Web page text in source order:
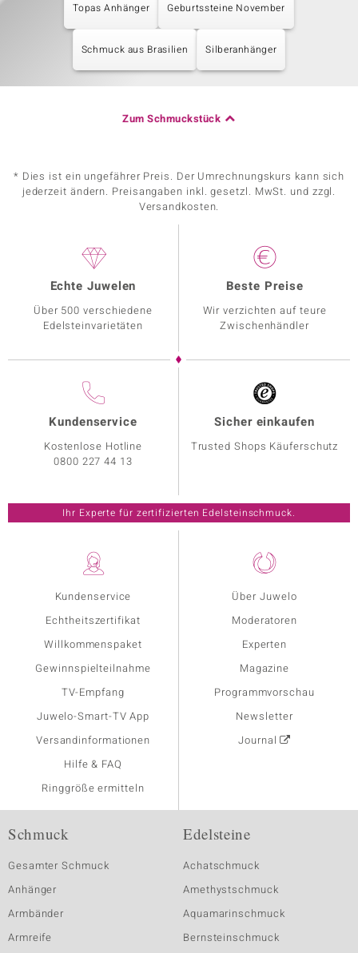
Topas Anhänger Geburtssteine November
Schmuck aus Brasilien Silberanhänger
Zum Schmuckstück
* Dies ist ein ungefährer Preis. Der Umrechnungskurs kann sich
jederzeit ändern. Preisangaben inkl. gesetzl. MwSt. und zzgl.
Versandkosten.
Kundenservice
Echtheitszertifikat
Willkommenspaket
Gewinnspielteilnahme
TV-Empfang
Juwelo-Smart-TV App
Versandinformationen
Hilfe & FAQ
Ringgröße ermitteln
Über Juwelo
Moderatoren
Experten
Magazine
Programmvorschau
Newsletter
Journal
Echte Juwelen
Über 500 verschiedene
Edelsteinvarietäten
Beste Preise
Wir verzichten auf teure
Zwischenhändler
Kundenservice
Kostenlose Hotline
0800 227 44 13
Sicher einkaufen
Trusted Shops Käuferschutz
Ihr Experte für zertifizierten Edelsteinschmuck.
Schmuck
Gesamter Schmuck
Anhänger
Armbänder
Armreife
Edelsteine
Achatschmuck
Amethystschmuck
Aquamarinschmuck
Bernsteinschmuck